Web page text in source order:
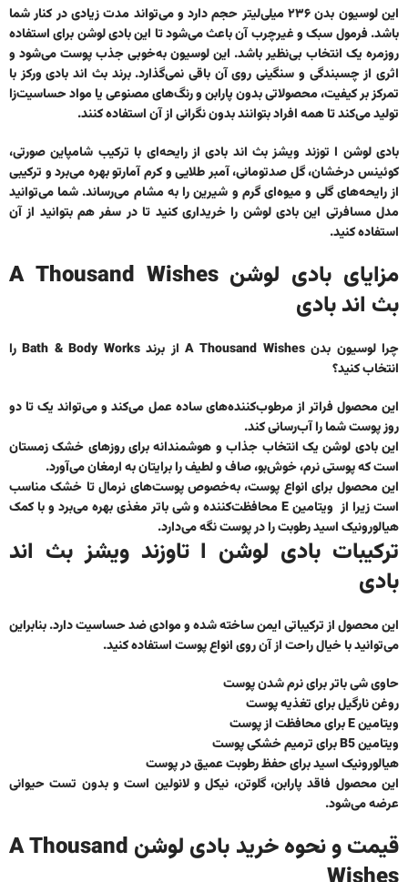
این لوسیون بدن ۲۳۶ میلی‌لیتر حجم دارد و می‌تواند مدت زیادی در کنار شما
باشد. فرمول سبک و غیرچرب آن باعث می‌شود تا این بادی لوشن برای استفاده
روزمره یک انتخاب بی‌نظیر باشد. این لوسیون به‌خوبی جذب پوست می‌شود و
اثری از چسبندگی و سنگینی روی آن باقی نمی‌گذارد. برند بث اند بادی ورکز با
تمرکز بر کیفیت، محصولاتی بدون پارابن و رنگ‌های مصنوعی یا مواد حساسیت‌زا
تولید می‌کند تا همه افراد بتوانند بدون نگرانی از آن استفاده کنند.
بادی لوشن ا توزند ویشز بث اند بادیاز رایحه‌ای با ترکیب شامپاین صورتی،
کوئینس درخشان، گل صدتومانی، آمبر طلایی و کرم آمارتو بهره می‌برد و ترکیبی
از رایحه‌های گلی و میوه‌ای گرم و شیرین را به مشام می‌رساند. شما می‌توانید
مدل مسافرتی این بادی لوشن را خریداری کنید تا در سفر هم بتوانید از آن
استفاده کنید.
مزایای بادی لوشن A Thousand Wishes
بث اند بادی
چرالوسیون بدن A Thousand Wishes از برند Bath & Body Works
را
انتخاب کنید؟
این محصول فراتر از مرطوب‌کننده‌های ساده عمل می‌کند و می‌تواند یک تا دو
روز پوست شما را آب‌رسانی کند.
این بادی لوشن یک انتخاب جذاب و هوشمندانه برای روزهای خشک زمستان
است که پوستی نرم، خوش‌بو، صاف و لطیف را برایتان به ارمغان می‌آورد.
این محصول برای انواع پوست، به‌خصوص پوست‌های نرمال تا خشک مناسب
است زیرا از ویتامین E محافظت‌کننده و شی باتر مغذی بهره می‌برد و با کمک
هیالورونیک اسید رطوبت را در پوست نگه می‌دارد.
ترکیبات بادی لوشن ا تاوزند ویشز بث اند
بادی
این محصول از ترکیباتی ایمن ساخته شده و موادی ضد حساسیت دارد. بنابراین
می‌توانید با خیال راحت از آن روی انواع پوست استفاده کنید.
حاوی شی باتر برای نرم شدن پوست
روغن نارگیل برای تغذیه پوست
ویتامین E برای محافظت از پوست
ویتامین B5 برای ترمیم خشکی پوست
هیالورونیک اسید برای حفظ رطوبت عمیق در پوست
این محصول فاقد پارابن، گلوتن، نیکل و لانولین است و بدون تست حیوانی
عرضه می‌شود.
قیمت و نحوه خرید بادی لوشن A Thousand